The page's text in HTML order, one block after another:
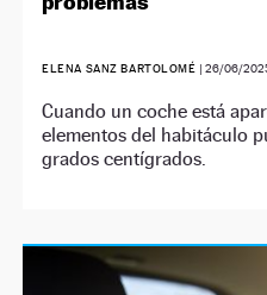
ELENA SANZ BARTOLOMÉ | 26/06/
Cuando un coche está
elementos del habitáculo
grados centígrados.